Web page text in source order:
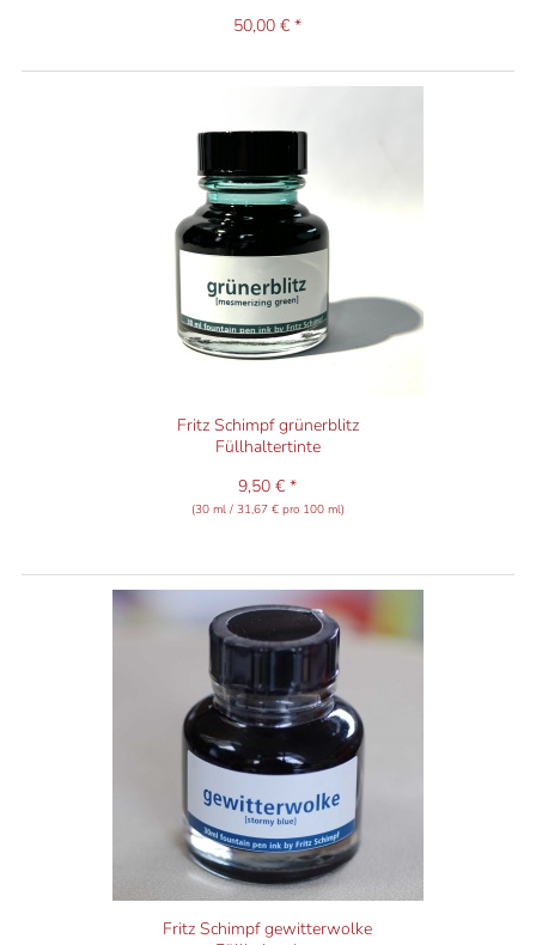
50,00 € *
Fritz Schimpf grünerblitz
Füllhaltertinte
9,50 € *
(30 ml / 31,67 € pro 100 ml)
Fritz Schimpf gewitterwolke